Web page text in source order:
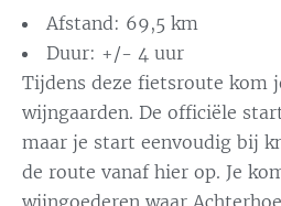
Afstand: 69,5 km
Duur: +/- 4 uur
Tijdens deze fietsroute kom
wijngaarden. De officiële
maar je start eenvoudig bij
de route vanaf hier op. Je